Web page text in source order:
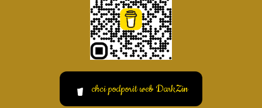
chci podporit web DarkZin